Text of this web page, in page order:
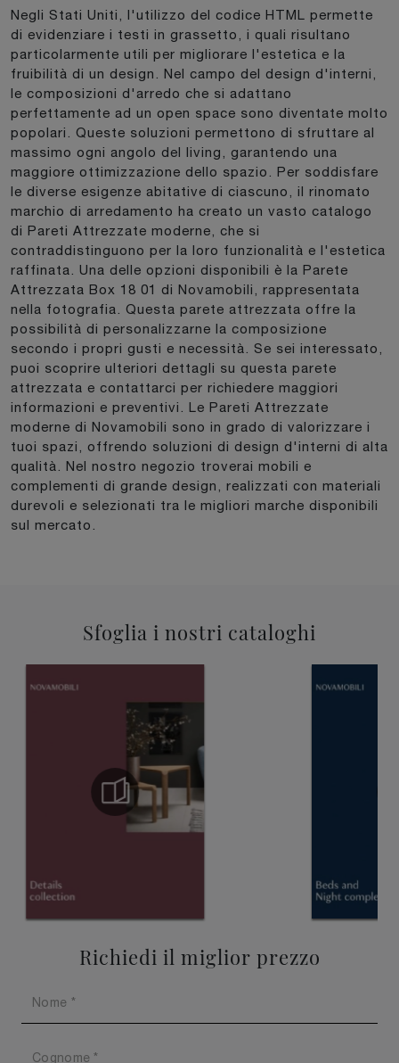
Negli Stati Uniti, l'utilizzo del codice HTML permette
di evidenziare i testi in grassetto, i quali risultano
particolarmente utili per migliorare l'estetica e la
fruibilità di un design. Nel campo del design d'interni,
le composizioni d'arredo che si adattano
perfettamente ad un open space sono diventate molto
popolari. Queste soluzioni permettono di sfruttare al
massimo ogni angolo del living, garantendo una
maggiore ottimizzazione dello spazio. Per soddisfare
le diverse esigenze abitative di ciascuno, il rinomato
marchio di arredamento ha creato un vasto catalogo
di Pareti Attrezzate moderne, che si
contraddistinguono per la loro funzionalità e l'estetica
raffinata. Una delle opzioni disponibili è la Parete
Attrezzata Box 18 01 di Novamobili, rappresentata
nella fotografia. Questa parete attrezzata offre la
possibilità di personalizzarne la composizione
secondo i propri gusti e necessità. Se sei interessato,
puoi scoprire ulteriori dettagli su questa parete
attrezzata e contattarci per richiedere maggiori
informazioni e preventivi. Le Pareti Attrezzate
moderne di Novamobili sono in grado di valorizzare i
tuoi spazi, offrendo soluzioni di design d'interni di alta
qualità. Nel nostro negozio troverai mobili e
complementi di grande design, realizzati con materiali
durevoli e selezionati tra le migliori marche disponibili
sul mercato.
Sfoglia i nostri cataloghi
Richiedi il miglior prezzo